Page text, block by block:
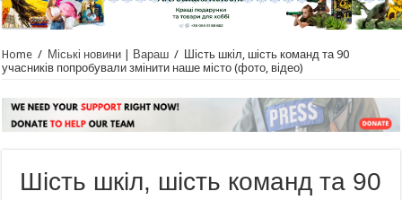
Home / Міські новини | Вараш / Шість шкіл, шість команд та 90
учасників попробували змінити наше місто (фото, відео)
Шість шкіл, шість команд та 90